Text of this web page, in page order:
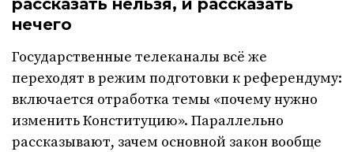
рассказать нельзя, и рассказать
нечего
Государственные телеканалы всё же
переходят в режим подготовки к референдуму:
включается отработка темы «почему нужно
изменить Конституцию». Параллельно
рассказывают, зачем основной закон вообще